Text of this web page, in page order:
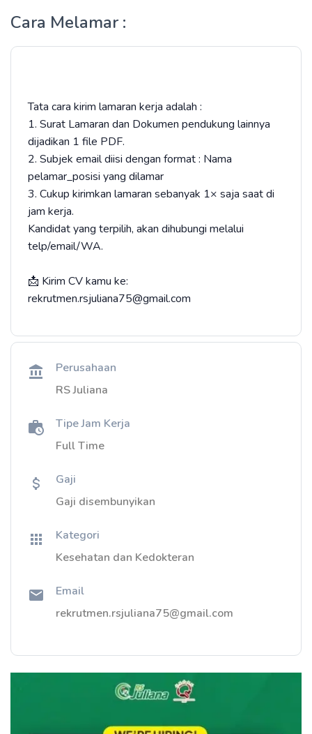
Cara Melamar :
Tata cara kirim lamaran kerja adalah :
1. Surat Lamaran dan Dokumen pendukung lainnya
dijadikan 1 file PDF.
2. Subjek email diisi dengan format : Nama
pelamar_posisi yang dilamar
3. Cukup kirimkan lamaran sebanyak 1× saja saat di
jam kerja.
Kandidat yang terpilih, akan dihubungi melalui
telp/email/WA.
📩 Kirim CV kamu ke:
rekrutmen.rsjuliana75@gmail.com
Perusahaan
RS Juliana
Tipe Jam Kerja
Full Time
Gaji
Gaji disembunyikan
Kategori
Kesehatan dan Kedokteran
Email
rekrutmen.rsjuliana75@gmail.com